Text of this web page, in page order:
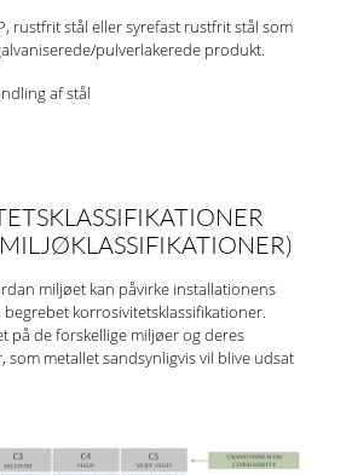
rustfrit stål eller syrefast rustfrit stål som
pulverlakerede produkt.
af stål
miljøet kan påvirke installationens
korrosivitetsklassifikationer.
på de forskellige miljøer og deres
som metallet sandsynligvis vil blive udsat